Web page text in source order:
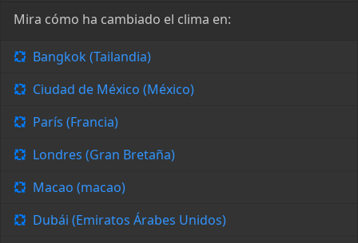
Mira cómo ha cambiado el clima en:
Bangkok (Tailandia)
Ciudad de México (México)
París (Francia)
Londres (Gran Bretaña)
Macao (macao)
Dubái (Emiratos Árabes Unidos)